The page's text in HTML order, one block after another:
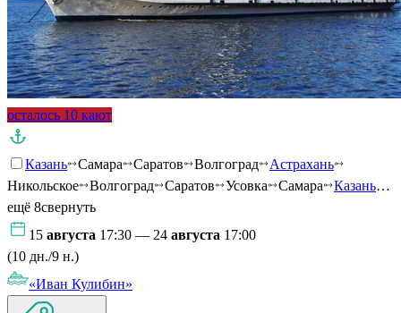
осталось 10 кают
Казань Самара Саратов Волгоград
Астрахань
Никольское
Волгоград Саратов Усовка Самара Казань…
ещё 8свернуть
15 августа 17:30 — 24 августа 17:00
(10 дн./9 н.)
«Иван Кулибин»